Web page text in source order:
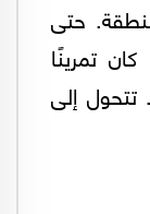
حتى
تمرينًا
إلى